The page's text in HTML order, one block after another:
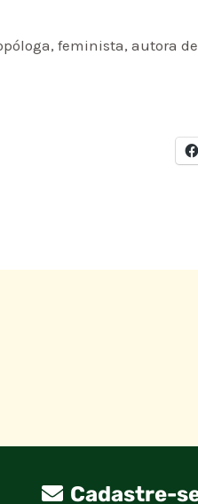
feminista, autora
Cadastre-